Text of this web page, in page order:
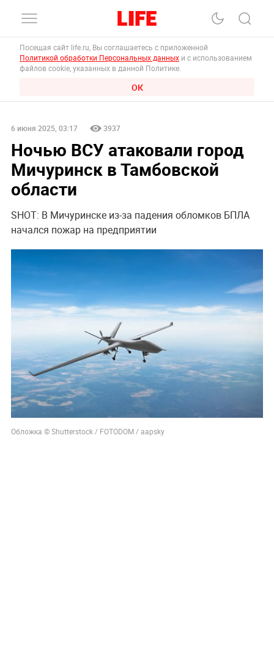
Посещая сайт life.ru, Вы соглашаетесь с приложенной
Политикой обработки Персональных данных и с использованием
файлов cookie, указанных в данной Политике.
ОК
6 июня 2025, 03:17 3937
Ночью ВСУ атаковали город
Мичуринск в Тамбовской
области
SHOT: В Мичуринске из-за падения обломков БПЛА
начался пожар на предприятии
Обложка © Shutterstock / FOTODOM / aapsky